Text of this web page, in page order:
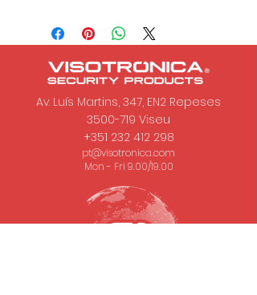
Av. Luís Martins, 347, EN2 Repeses
3500-719 Viseu
+351 232 412 298
pt@visotronica.com
Mon - Fri 9.00/19.00